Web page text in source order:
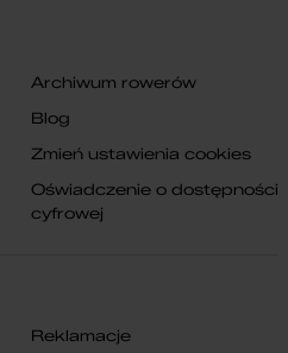
Archiwum rowerów
Blog
Zmień ustawienia cookies
Oświadczenie o dostępności
cyfrowej
Reklamacje